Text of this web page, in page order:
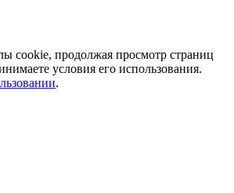
cookie, продолжая просмотр страниц
условия его использования.
.